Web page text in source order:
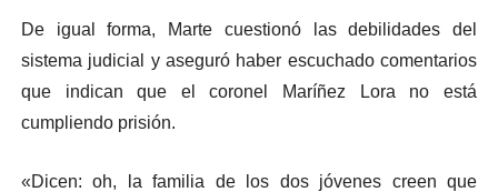
De igual forma, Marte cuestionó las debilidades del
sistema judicial y aseguró haber escuchado comentarios
que indican que el coronel Maríñez Lora no está
cumpliendo prisión.
«Dicen: oh, la familia de los dos jóvenes creen que